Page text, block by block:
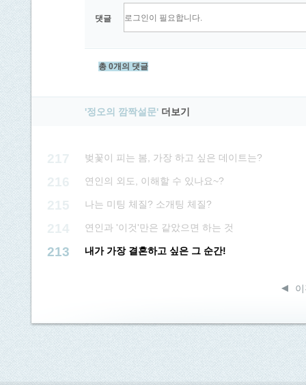
댓글
총 0개의 댓글
'정오의 깜짝설문' 더보기
벚꽃이 피는 봄, 가장 하고 싶은 데이트는?
연인의 외도, 이해할 수 있나요~?
나는 미팅 체질? 소개팅 체질?
연인과 '이것'만은 같았으면 하는 것
213 내가 가장 결혼하고 싶은 그 순간!